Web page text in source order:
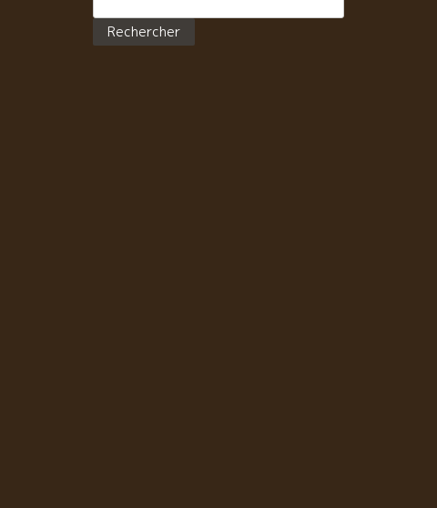
チュは蔵で木製発酵槽の洗浄をやっていた。 そして、今
年から、垂直式プレス機をもう一つ導入した。 マチュが